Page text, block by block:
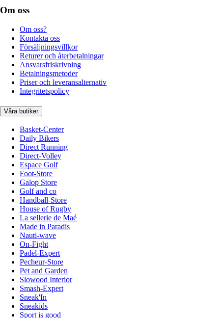
Om oss
Om oss?
Kontakta oss
Försäljningsvillkor
Returer och återbetalningar
Ansvarsfriskrivning
Betalningsmetoder
Priser och leveransalternativ
Integritetspolicy
Våra butiker
Basket-Center
Daily Bikers
Direct Running
Direct-Volley
Espace Golf
Foot-Store
Galop Store
Golf and co
Handball-Store
House of Rugby
La sellerie de Maé
Made in Paradis
Nauti-wave
On-Fight
Padel-Expert
Pecheur-Store
Pet and Garden
Slowood Interior
Smash-Expert
Sneak'In
Sneakids
Sport is good